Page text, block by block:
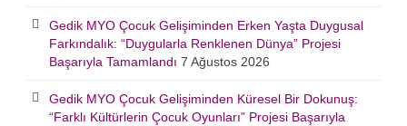
Gedik MYO Çocuk Gelişiminden Erken Yaşta Duygusal
Farkındalık: “Duygularla Renklenen Dünya” Projesi
Başarıyla Tamamlandı 7 Ağustos 2026
Gedik MYO Çocuk Gelişiminden Küresel Bir Dokunuş:
“Farklı Kültürlerin Çocuk Oyunları” Projesi Başarıyla